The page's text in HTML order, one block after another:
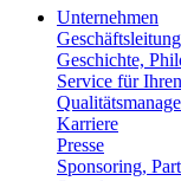
Unternehmen
Geschäftsleitung
Geschichte,
Service für
Karriere
Presse
Sponsoring,